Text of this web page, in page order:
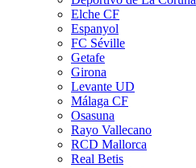
Elche CF
Espanyol
FC Séville
Getafe
Girona
Levante UD
Málaga CF
Osasuna
Rayo Vallecano
RCD Mallorca
Real Betis